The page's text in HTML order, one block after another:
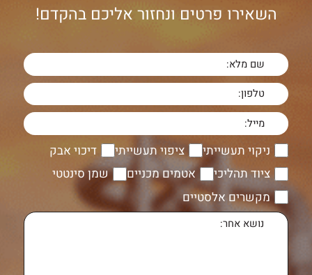
השאירו פרטים ונחזור אליכם בהקדם!
ניקוי תעשייתי ציפוי תעשייתי
דיכוי אבק
ציוד תהליכי
אטמים מכניים
שמן סינטטי
מקשרים אלסטיים